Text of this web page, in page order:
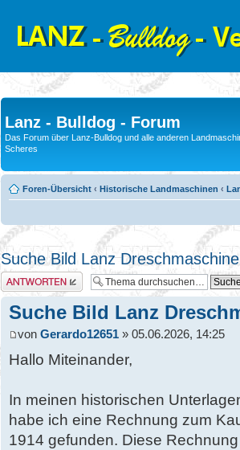
Lanz - Bulldog - Forum
Das Forum über Lanz-Bulldog und alle anderen
Scheres
Foren-Übersicht ‹ Historische Landmaschinen ‹
Suche Bild Lanz Dreschmaschine
Antwort erstellen
Suche Bild Lanz
von Gerardo12651 » 05.06.2026, 14:25
Hallo Miteinander,
In meinen historischen
habe ich eine Rechnung zum
1914 gefunden. Diese